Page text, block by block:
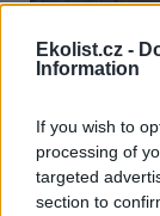
Ekolist.cz -
Information
If you wish to
processing of
targeted
section to
se to týká
nájmu. K řešení
nutné
centrech obcí, a
náklady.
než 40 % svých